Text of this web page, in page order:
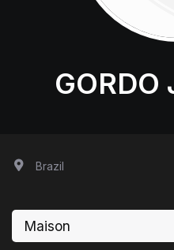
GORDO
Brazil
Maison